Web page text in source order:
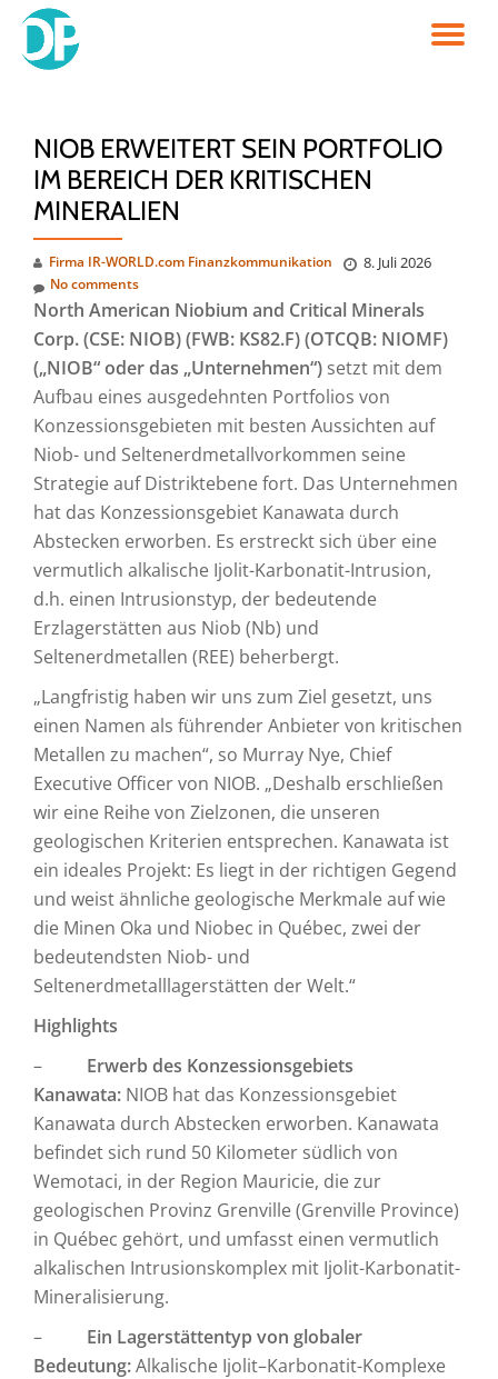
Skip
NIOB ERWEITERT SEIN PORTFOLIO
IM BEREICH DER KRITISCHEN
MINERALIEN
Firma IR-WORLD.com Finanzkommunikation 8. Juli 2026
No comments
North American Niobium and Critical Minerals
Corp. (CSE: NIOB) (FWB: KS82.F) (OTCQB: NIOMF)
(„NIOB“ oder das „Unternehmen“) setzt mit dem
Aufbau eines ausgedehnten Portfolios von
Konzessionsgebieten mit besten Aussichten auf
Niob- und Seltenerdmetallvorkommen seine
Strategie auf Distriktebene fort. Das Unternehmen
hat das Konzessionsgebiet Kanawata durch
Abstecken erworben. Es erstreckt sich über eine
vermutlich alkalische Ijolit-Karbonatit-Intrusion,
d.h. einen Intrusionstyp, der bedeutende
Erzlagerstätten aus Niob (Nb) und
Seltenerdmetallen (REE) beherbergt.
„Langfristig haben wir uns zum Ziel gesetzt, uns
einen Namen als führender Anbieter von kritischen
Metallen zu machen“, so Murray Nye, Chief
Executive Officer von NIOB. „Deshalb erschließen
wir eine Reihe von Zielzonen, die unseren
geologischen Kriterien entsprechen. Kanawata ist
ein ideales Projekt: Es liegt in der richtigen Gegend
und weist ähnliche geologische Merkmale auf wie
die Minen Oka und Niobec in Québec, zwei der
bedeutendsten Niob- und
Seltenerdmetalllagerstätten der Welt.“
Highlights
– Erwerb des Konzessionsgebiets
Kanawata: NIOB hat das Konzessionsgebiet
Kanawata durch Abstecken erworben. Kanawata
befindet sich rund 50 Kilometer südlich von
Wemotaci, in der Region Mauricie, die zur
geologischen Provinz Grenville (Grenville Province)
in Québec gehört, und umfasst einen vermutlich
alkalischen Intrusionskomplex mit Ijolit-Karbonatit-
Mineralisierung.
– Ein Lagerstättentyp von globaler
Bedeutung:Alkalische Ijolit–Karbonatit-Komplexe